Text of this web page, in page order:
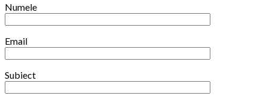
Numele
Email
Subiect